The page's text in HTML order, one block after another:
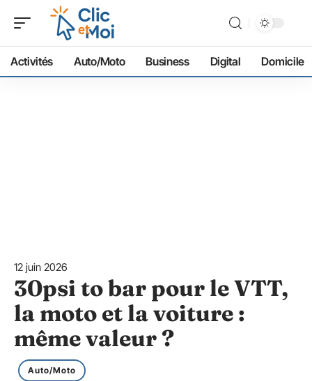
Activités Auto/Moto Business Digital Domicile
12 juin 2026
30psi to bar pour le VTT,
la moto et la voiture :
même valeur ?
Auto/Moto